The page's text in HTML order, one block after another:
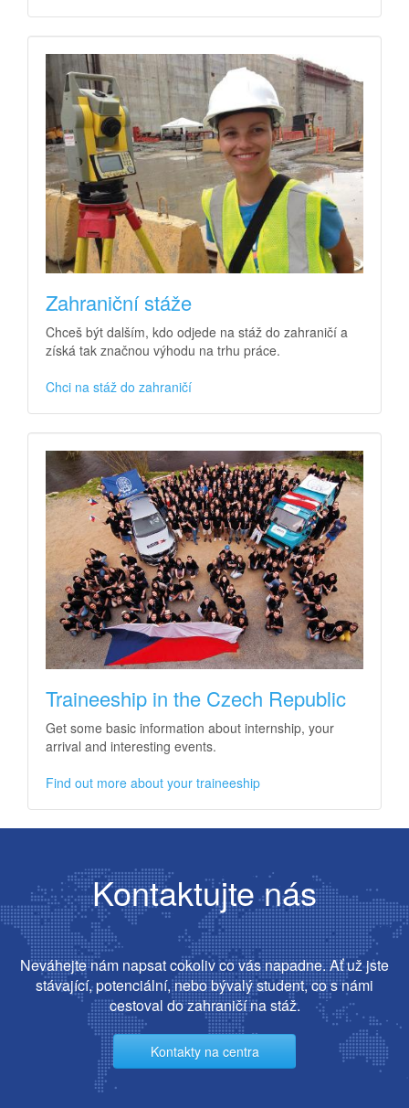
Zahraniční stáže
Chceš být dalším, kdo odjede na stáž do zahraničí a
získá tak značnou výhodu na trhu práce.
Chci na stáž do zahraničí
Traineeship in the Czech Republic
Get some basic information about internship, your
arrival and interesting events.
Find out more about your traineeship
Kontaktujte nás
Neváhejte nám napsat cokoliv co vás napadne. Ať už jste
stávající, potenciální, nebo bývalý student, co s námi
cestoval do zahraničí na stáž.
Kontakty na centra